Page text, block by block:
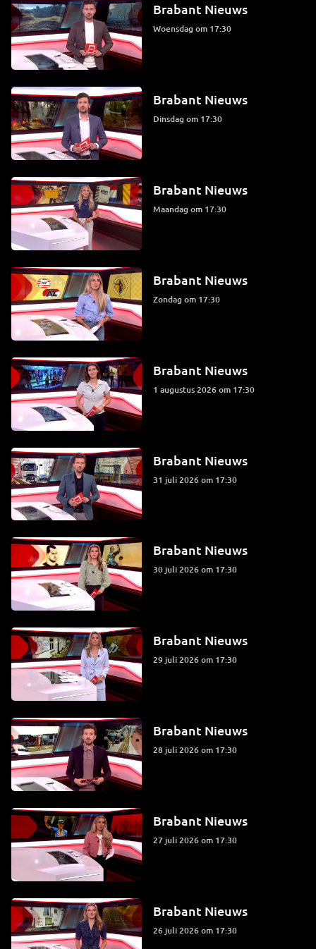
Brabant Nieuws
woensdag om 17:30
Brabant Nieuws
dinsdag om 17:30
Brabant Nieuws
maandag om 17:30
Brabant Nieuws
zondag om 17:30
Brabant Nieuws
1 augustus 2026 om 17:30
Brabant Nieuws
31 juli 2026 om 17:30
Brabant Nieuws
30 juli 2026 om 17:30
Brabant Nieuws
29 juli 2026 om 17:30
Brabant Nieuws
28 juli 2026 om 17:30
Brabant Nieuws
27 juli 2026 om 17:30
Brabant Nieuws
26 juli 2026 om 17:30